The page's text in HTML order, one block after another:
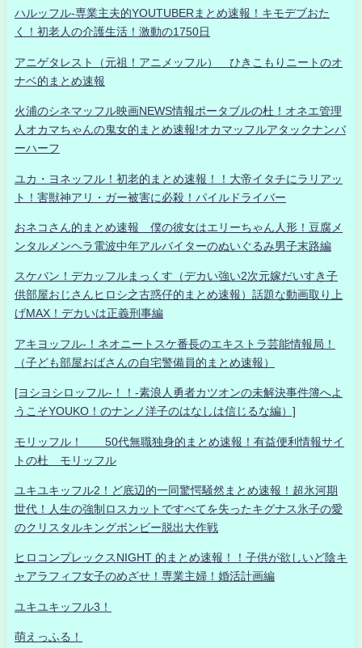
ハルッフル-専業主夫的YOUTUBERまとめ速報！キモデブおた
く！初老人の介護生活！激動の1750日
アニゲタレスト（元祖！アニメッフル） ひきこもりニートのオ
ナベ的まとめ速報
火浦のシネマッフル映画NEWS情報ポータブルの杜！オネエ管理
人オカマちゃんの鬼女的まとめ速報!オカマッフルアタックナンバ
ーハーフ
ユカ・ヨネッフル！初老的まとめ速報！！大帝イタチにラリアッ
ト！害獣神アリ・ガー被害に必殺！パイルドライバー
おネコさん的まとめ速報 僕の彼女はエリーちゃん人形！豆腐メ
ンタルメンヘラ電波中年アルバイターのぬいぐるみ男子末路編
スケバン！デカッフルまっくす（デカい強い2次元嫁だいすき子
供部屋おじさんヒロシ之古惑仔的まとめ速報）話題な動画取り上
げMAX！デカいは正義刑事編
アキヨッフル-！ネオニートスケ番長のエキストラ芸能情報局！
（子ども部屋おばさんの自宅警備員的まとめ速報）
[ヨシヨシロッフル-！！-素浪人勇者カツオンの未解決事件簿へよ
うこそYOUKO！のナンノ洋子のはなしは信じるな編）]
モリッフル！ 50代無職独身的まとめ速報！有益便利情報サイ
トの杜 モリッフル
ユキユキッフル2！ど底辺的一同驚愕騒然まとめ速報！超氷河期
世代！人生の強制ロスカットですべてを失ったキグナス氷子の愛
のクリスタルキングボンビー脱出大作戦
ヒロコンプレックスNIGHT 的まとめ速報！！子供が欲しいど陰キ
ャアラフィフ女子のめざせ！専業主婦！婚活計画編
ユキユキッフル3！
萌えっふる！